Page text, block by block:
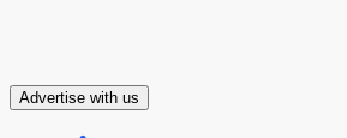
Advertise with us